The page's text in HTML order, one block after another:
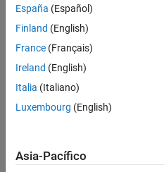
han
traducido
todos
los
empleos.
Busque
por
ubicación
todos
España (Español)
Finland (English)
France (Français)
Ireland (English)
Italia (Italiano)
Luxembourg (English)
Asia-Pacífico